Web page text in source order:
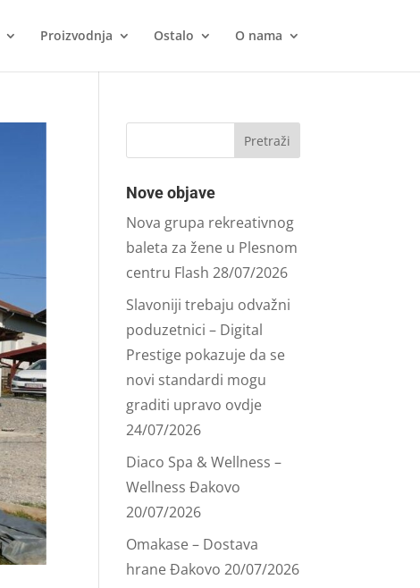
Proizvodnja Ostalo O nama
Nove objave
Nova grupa rekreativnog
baleta za žene u Plesnom
centru Flash 28/07/2026
Slavoniji trebaju odvažni
poduzetnici – Digital
Prestige pokazuje da se
novi standardi mogu
graditi upravo ovdje
24/07/2026
Diaco Spa & Wellness –
Wellness Đakovo
20/07/2026
Omakase – Dostava
hrane Đakovo 20/07/2026